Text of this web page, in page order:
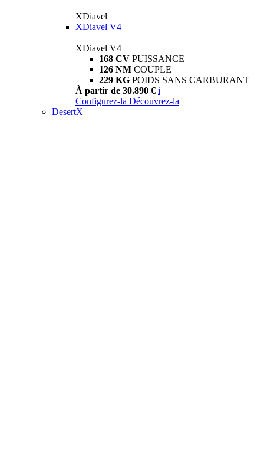
XDiavel
XDiavel V4
XDiavel V4
168 CV PUISSANCE
126 NM COUPLE
229 KG POIDS SANS CARBURANT
À partir de 30.890 € i
Configurez-la Découvrez-la
DesertX